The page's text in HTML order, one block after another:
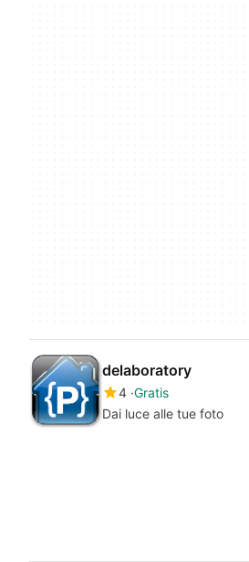
delaboratory
4 Gratis
Dai luce alle tue foto